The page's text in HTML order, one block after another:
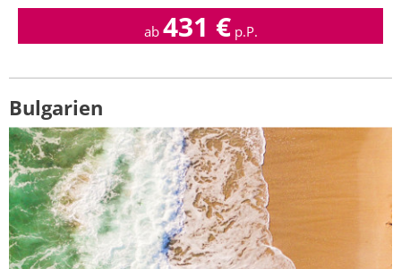
ab 431 € p.P.
Bulgarien